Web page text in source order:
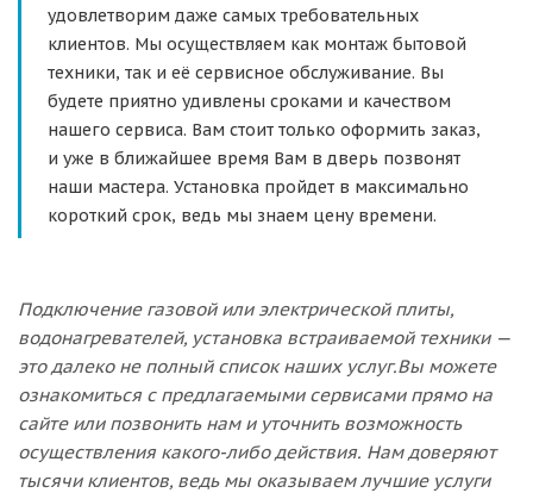
удовлетворим даже самых требовательных
клиентов. Мы осуществляем как монтаж бытовой
техники, так и её сервисное обслуживание. Вы
будете приятно удивлены сроками и качеством
нашего сервиса. Вам стоит только оформить заказ,
и уже в ближайшее время Вам в дверь позвонят
наши мастера. Установка пройдет в максимально
короткий срок, ведь мы знаем цену времени.
Подключение газовой или электрической плиты,
водонагревателей, установка встраиваемой техники —
это далеко не полный список наших услуг.Вы можете
ознакомиться с предлагаемыми сервисами прямо на
сайте или позвонить нам и уточнить возможность
осуществления какого-либо действия. Нам доверяют
тысячи клиентов, ведь мы оказываем лучшие услуги